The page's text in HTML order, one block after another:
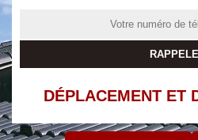
DÉPLACEMENT ET